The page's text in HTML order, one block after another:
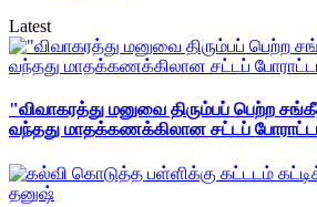
Latest
"விவாகரத்து மனுவை திரும்பப் பெற்ற
வந்தது மாதக்கணக்கிலான சட்டப்